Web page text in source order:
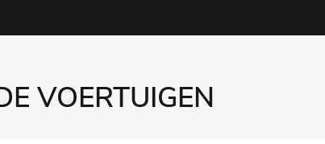
VOERTUIGEN